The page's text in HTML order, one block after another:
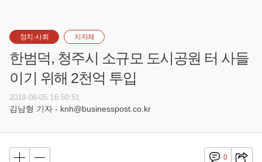
정치·사회 지자체
한범덕, 청주시 소규모 도시공원 터 사들
이기 위해 2천억 투입
2019-06-05 16:50:51
김남형 기자 - knh@businesspost.co.kr
0